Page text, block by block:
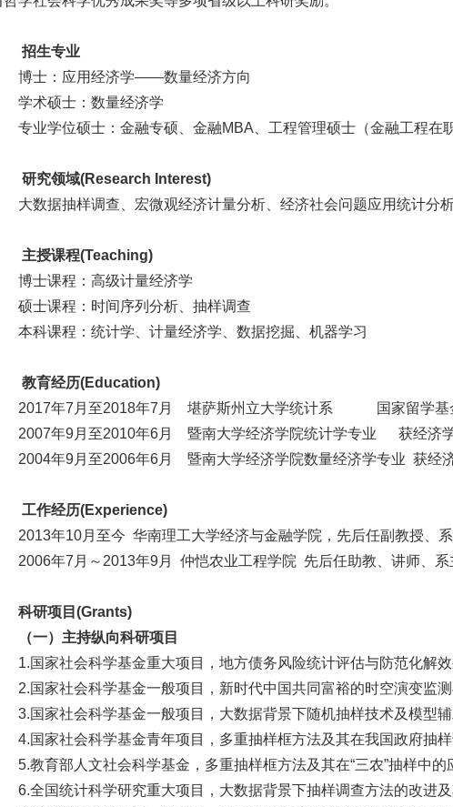
招生专业
博士：应用经济学——数量经济方向
学术硕士：数量经济学
专业学位硕士：金融专硕、金融MBA、工程管理硕士（金融工程在职
研究领域(Research Interest)
大数据抽样调查、宏微观经济计量分析、经济社会问题应用统计分
主授课程(Teaching)
博士课程：高级计量经济学
硕士课程：时间序列分析、抽样调查
本科课程：统计学、计量经济学、数据挖掘、机器学习
教育经历(Education)
2017年7月至2018年7月 堪萨斯州立大学统计系 国家留学基
2007年9月至2010年6月 暨南大学经济学院统计学专业 获经济
2004年9月至2006年6月 暨南大学经济学院数量经济学专业 获经
工作经历(Experience)
2013年10月至今 华南理工大学经济与金融学院，先后任副教授、
2006年7月～2013年9月 仲恺农业工程学院 先后任助教、讲师、系
科研项目(Grants)
（一）主持纵向科研项目
1.国家社会科学基金重大项目，地方债务风险统计评估与防范化解
2.国家社会科学基金一般项目，新时代中国共同富裕的时空演变监
3.国家社会科学基金一般项目，大数据背景下随机抽样技术及模型
4.国家社会科学基金青年项目，多重抽样框方法及其在我国政府抽
5.教育部人文社会科学基金，多重抽样框方法及其在“三农”抽样中的
6.全国统计科学研究重大项目，大数据背景下抽样调查方法的改进